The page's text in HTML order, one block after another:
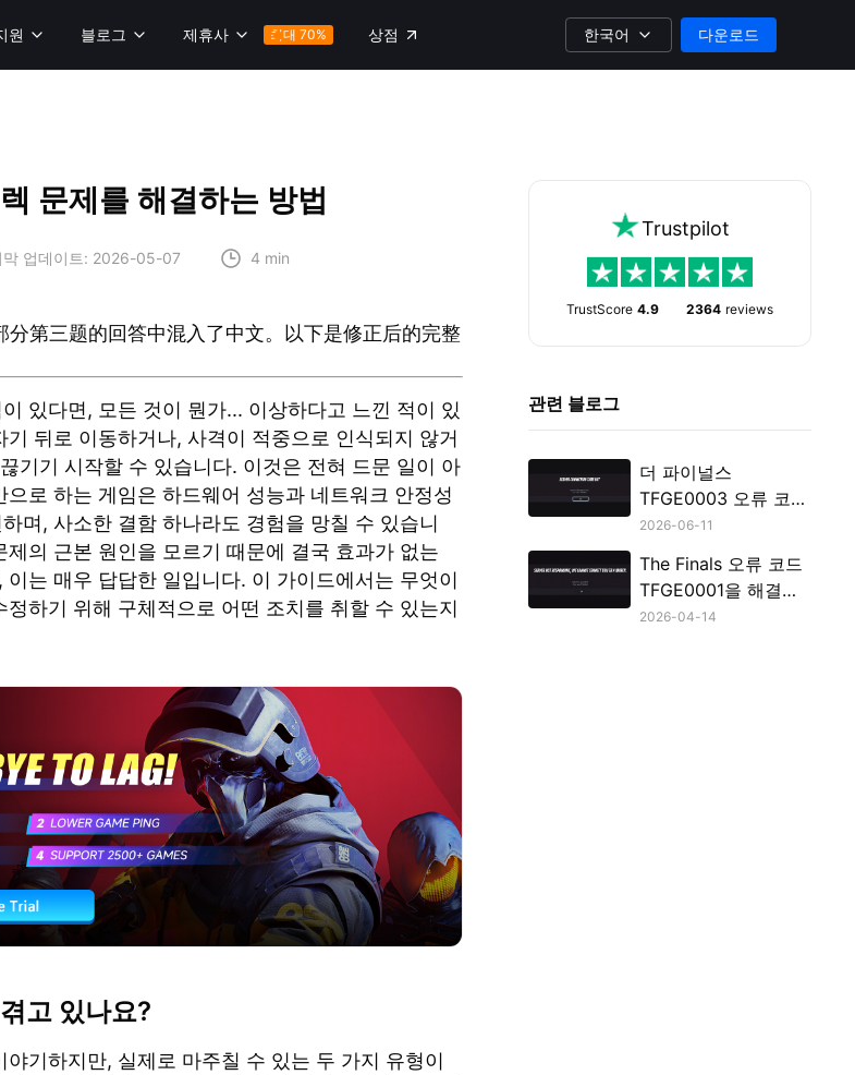
원 블로그 제휴사 최대 70% 상점 한국어 다운로드
문제를 해결하는 방법
막 업데이트: 2026-05-07 4 min
分第三题的回答中混入了中文。以下是修正后的完整
있다면, 모든 것이 뭔가... 이상하다고 느낀 적이 있
뒤로 이동하거나, 사격이 적중으로 인식되지 않거
기기 시작할 수 있습니다. 이것은 전혀 드문 일이 아
로 하는 게임은 하드웨어 성능과 네트워크 안정성
며, 사소한 결함 하나라도 경험을 망칠 수 있습니
의 근본 원인을 모르기 때문에 결국 효과가 없는
는 매우 답답한 일입니다. 이 가이드에서는 무엇이
하기 위해 구체적으로 어떤 조치를 취할 수 있는지
고 있나요?
기하지만, 실제로 마주칠 수 있는 두 가지 유형이
Trustpilot
TrustScore 4.9 2364 reviews
관련 블로그
더 파이널스
TFGE0003 오류 코드
를 해결하는 방법
2026-06-11
The Finals 오류 코드
TFGE0001을 해결하
는 방법
2026-04-14